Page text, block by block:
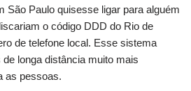
São Paulo quisesse ligar para alguém
o código DDD do Rio de
de telefone local. Esse sistema
longa distância muito mais
as pessoas.